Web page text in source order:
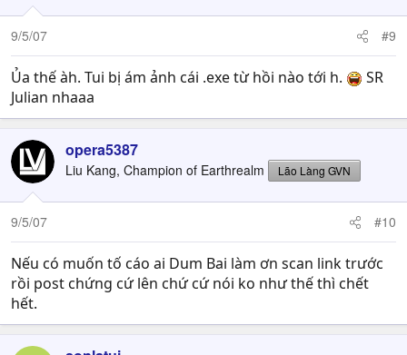
9/5/07 #9
Ủa thế àh. Tui bị ám ảnh cái .exe từ hồi nào tới h.
SR
Julian nhaaa
opera5387
Liu Kang, Champion of Earthrealm Lão Làng GVN
9/5/07 #10
Nếu có muốn tố cáo ai Dum Bai làm ơn scan link trước
rồi post chứng cứ lên chứ cứ nói ko như thế thì chết
hết.